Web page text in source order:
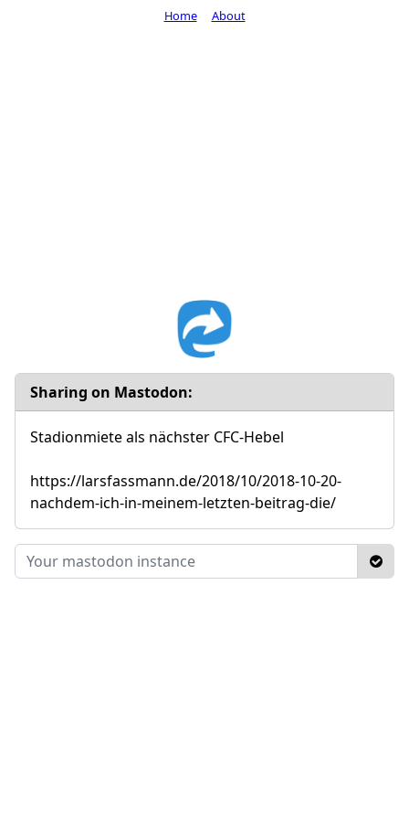
Sharing on Mastodon:
Stadionmiete als nächster CFC-Hebel
https://larsfassmann.de/2018/10/2018-10-20-
nachdem-ich-in-meinem-letzten-beitrag-die/
Home About